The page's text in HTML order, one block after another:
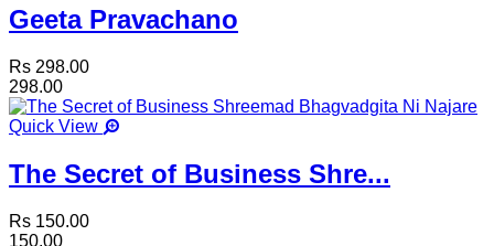
Geeta Pravachano
Rs 298.00
298.00
Quick View
The Secret of Business Shre...
Rs 150.00
150.00